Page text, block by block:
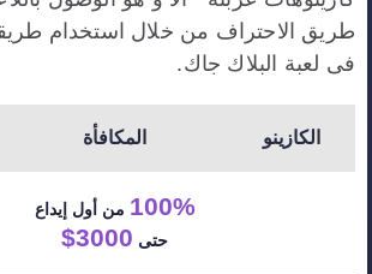
طريق الاحتراف من خلال استخدام
فى لعبة البلاك جاك.
الكازينو المكافأة
100% من أول إيداع
حتى 3000$